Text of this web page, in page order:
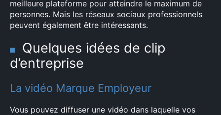
meilleure plateforme pour atteindre le maximum de
personnes. Mais les réseaux sociaux professionnels
peuvent également être intéressants.
Quelques idées de clip
d’entreprise
La vidéo Marque Employeur
Vous pouvez diffuser une vidéo dans laquelle vos